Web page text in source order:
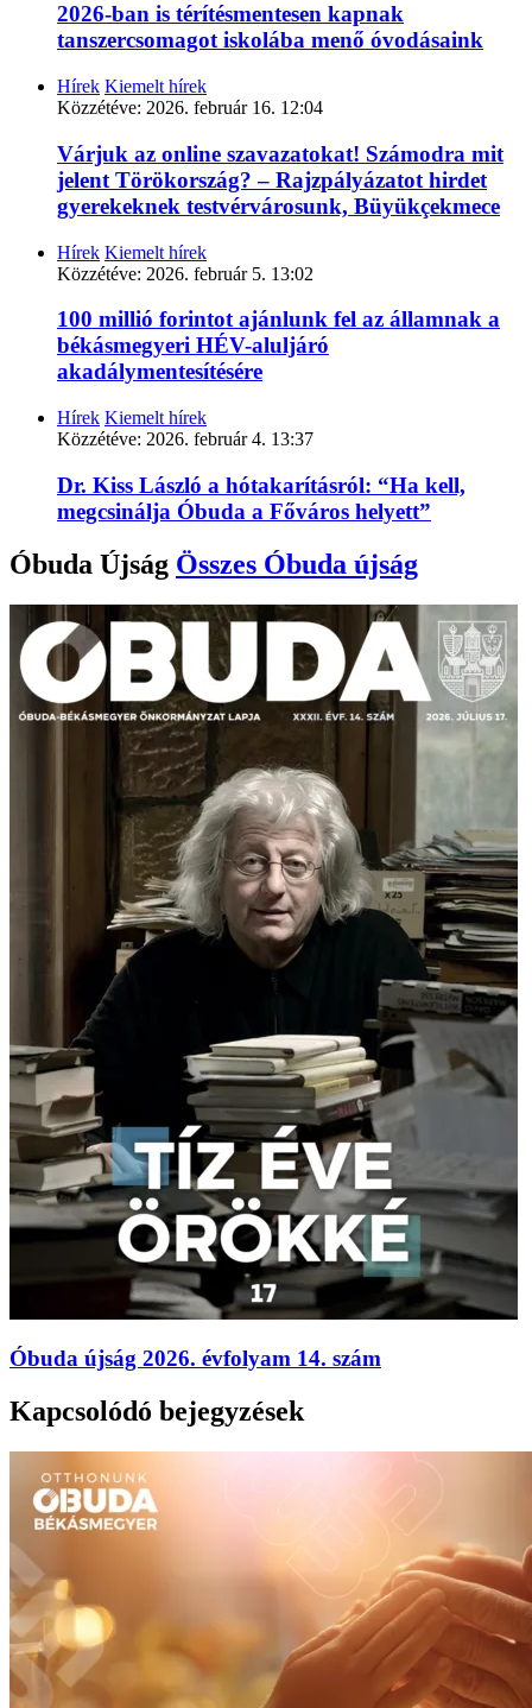
2026-ban is térítésmentesen kapnak
tanszercsomagot iskolába menő óvodásaink
Hírek Kiemelt hírek
Közzétéve: 2026. február 16. 12:04
Várjuk az online szavazatokat! Számodra mit
jelent Törökország? – Rajzpályázatot hirdet
gyerekeknek testvérvárosunk, Büyükçekmece
Hírek Kiemelt hírek
Közzétéve: 2026. február 5. 13:02
100 millió forintot ajánlunk fel az államnak a
békásmegyeri HÉV-aluljáró
akadálymentesítésére
Hírek Kiemelt hírek
Közzétéve: 2026. február 4. 13:37
Dr. Kiss László a hótakarításról: “Ha kell,
megcsinálja Óbuda a Főváros helyett”
Óbuda Újság Összes Óbuda újság
Óbuda újság 2026. évfolyam 14. szám
Kapcsolódó bejegyzések